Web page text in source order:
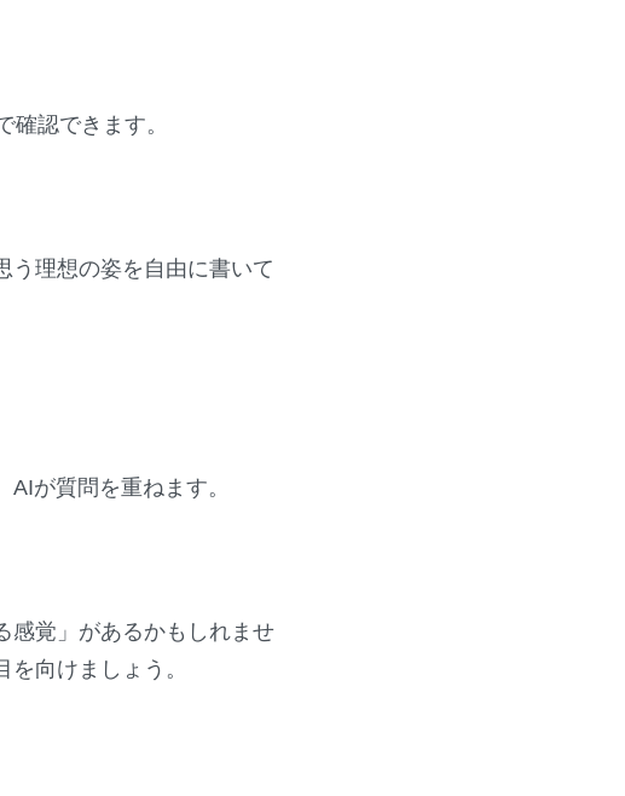
確認できます。
う理想の姿を自由に書いて
が質問を重ねます。
感覚」があるかもしれませ
向けましょう。